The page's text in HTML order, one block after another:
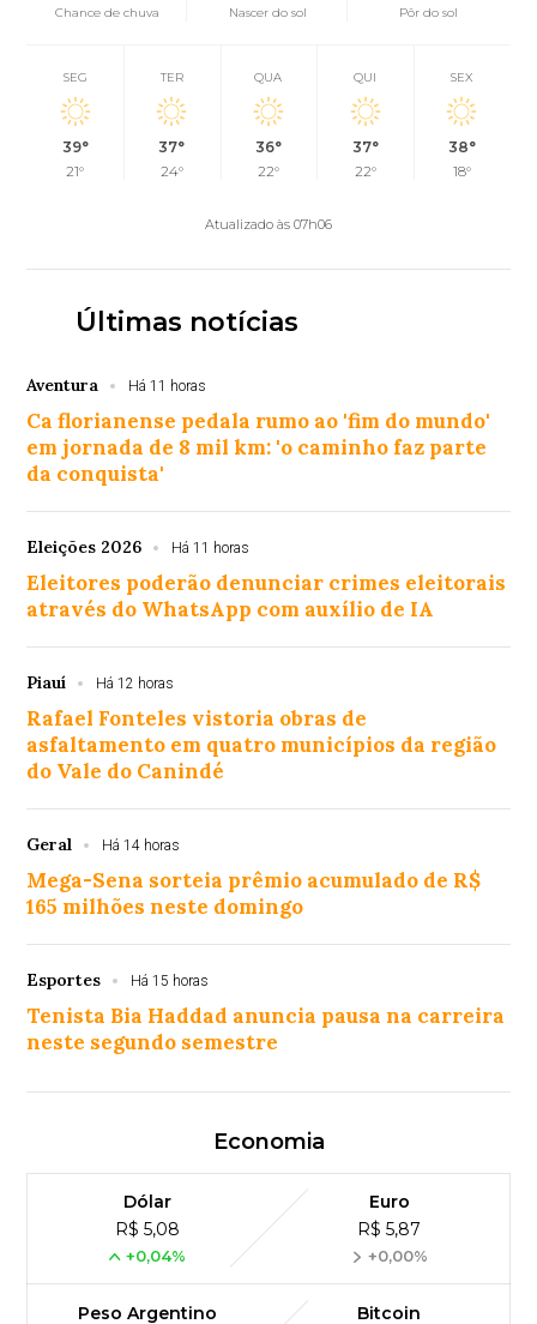
Chance de chuva
Nascer do sol Pôr do sol
SEG
39°
21°
TER
37°
24°
QUA
36°
22°
QUI
37°
22°
SEX
38°
18°
Atualizado às 07h06
Últimas notícias
Aventura Há 11 horas
Ca florianense pedala rumo ao 'fim do mundo'
em jornada de 8 mil km: 'o caminho faz parte
da conquista'
Eleições 2026 Há 11 horas
Eleitores poderão denunciar crimes eleitorais
através do WhatsApp com auxílio de IA
Piauí Há 12 horas
Rafael Fonteles vistoria obras de
asfaltamento em quatro municípios da região
do Vale do Canindé
Geral Há 14 horas
Mega-Sena sorteia prêmio acumulado de R$
165 milhões neste domingo
Esportes Há 15 horas
Tenista Bia Haddad anuncia pausa na carreira
neste segundo semestre
Economia
Dólar
R$ 5,08
+0,04%
Euro
R$ 5,87
+0,00%
Peso Argentino
Bitcoin